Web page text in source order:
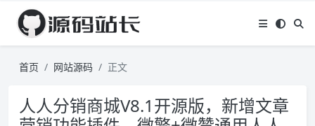
首页 网站源码 正文
人人分销商城V8.1开源版，新增文章